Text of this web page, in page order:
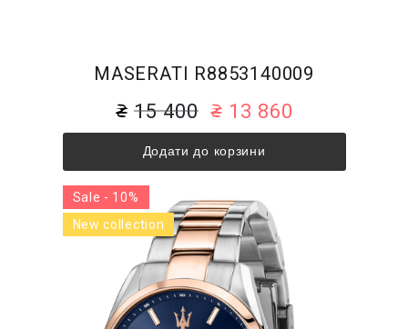
MASERATI R8853140009
15 400 13 860
Додати до корзини
Sale - 10%
New collection